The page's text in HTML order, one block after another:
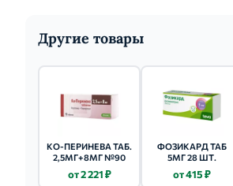
Другие товары
КО-ПЕРИНЕВА ТАБ.
2,5МГ+8МГ №90
от 2 221 ₽
ФОЗИКАРД ТАБ
5МГ 28 ШТ.
от 415 ₽